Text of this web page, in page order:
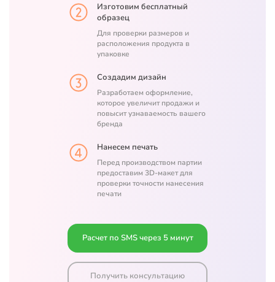
Изготовим бесплатный
образец
Для проверки размеров и
расположения продукта в
упаковке
Создадим дизайн
Разработаем оформление,
которое увеличит продажи и
повысит узнаваемость вашего
бренда
Нанесем печать
Перед производством партии
предоставим 3D-макет для
проверки точности нанесения
печати
Расчет по SMS через 5 минут
Получить консультацию